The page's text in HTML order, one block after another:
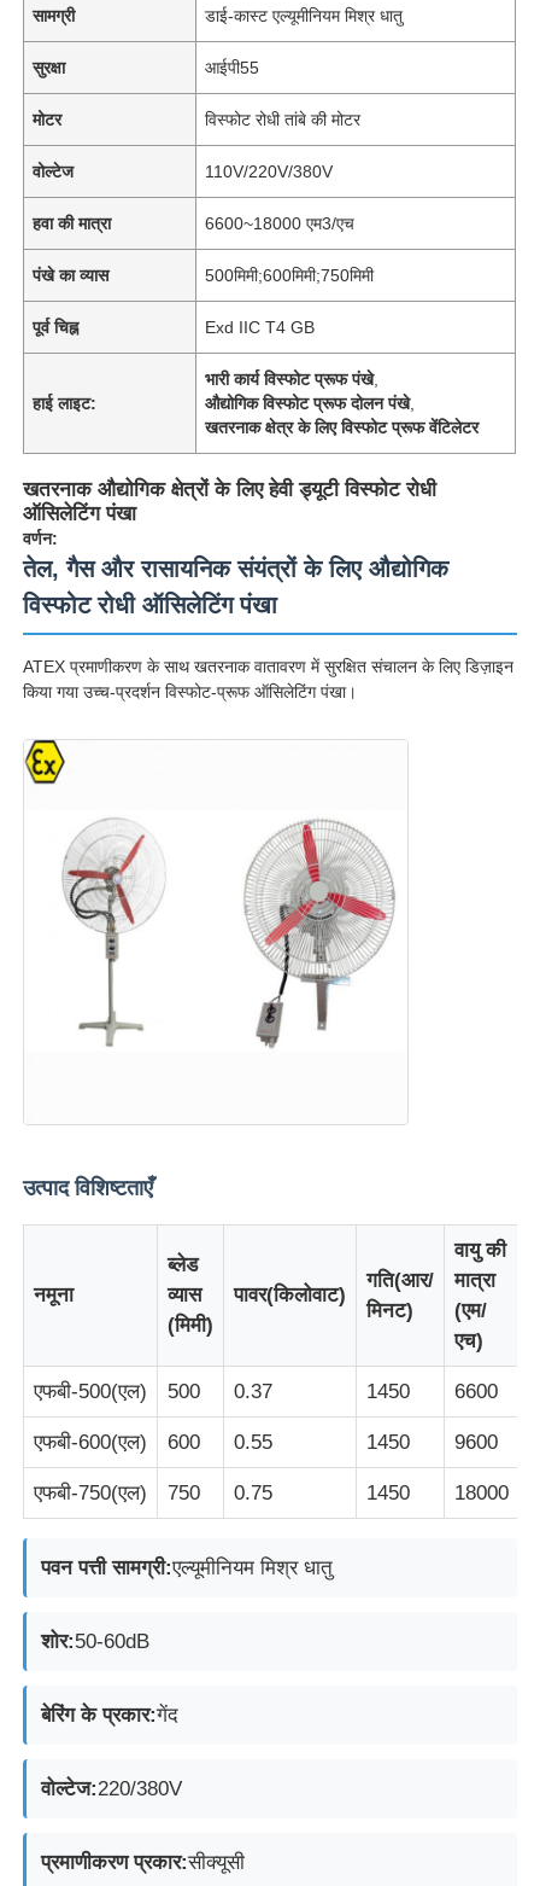
होम
फैक्टरी यात्रा
गुणवत्ता नियंत्रण
हमसे संपर्क करें
एक बोली का अनुरोध
विस्फोट प्रूफ प्रकाश
विस्फोट रोधी अलार्म लाइट
विस्फोट रोधी पंखा
सामग्री डाई-कास्ट एल्यूमीनियम मिश्र धातु
सुरक्षा आईपी55
मोटर विस्फोट रोधी तांबे की मोटर
वोल्टेज 110V/220V/380V
हवा की मात्रा 6600~18000 एम3/एच
पंखे का व्यास 500मिमी;600मिमी;750मिमी
पूर्व चिह्न Exd IIC T4 GB
हाई लाइट:
भारी कार्य विस्फोट प्रूफ पंखे,
औद्योगिक विस्फोट प्रूफ दोलन पंखे,
खतरनाक क्षेत्र के लिए विस्फोट प्रूफ वेंटिलेटर
खतरनाक औद्योगिक क्षेत्रों के लिए हेवी ड्यूटी विस्फोट रोधी
ऑसिलेटिंग पंखा
वर्णन:
तेल, गैस और रासायनिक संयंत्रों के लिए औद्योगिक
विस्फोट रोधी ऑसिलेटिंग पंखा
ATEX प्रमाणीकरण के साथ खतरनाक वातावरण में सुरक्षित संचालन के लिए डिज़ाइन
किया गया उच्च-प्रदर्शन विस्फोट-प्रूफ ऑसिलेटिंग पंखा।
उत्पाद विशिष्टताएँ
नमूना
ब्लेड
व्यास
(मिमी)
पावर(किलोवाट)
गति(आर/
मिनट)
वायु की
मात्रा
(एम/
एच)
एफबी-500(एल) 500 0.37 1450 6600
एफबी-600(एल) 600 0.55 1450 9600
एफबी-750(एल) 750 0.75 1450 18000
पवन पत्ती सामग्री:एल्यूमीनियम मिश्र धातु
शोर:50-60dB
बेरिंग के प्रकार:गेंद
वोल्टेज:220/380V
प्रमाणीकरण प्रकार:सीक्यूसी